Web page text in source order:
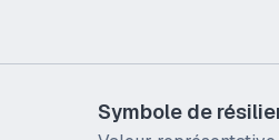
Symbole de